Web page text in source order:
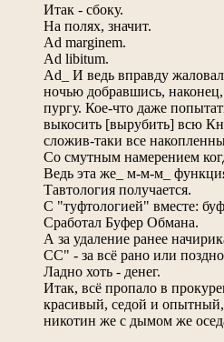
Итак - сбоку.
На полях, значит.
Ad marginem.
Ad libitum.
Ad_ И ведь вправду
ночью добравшись,
пургу. Кое-что даже
выкосить [вырубить] всю
сложив-таки все
Со смутным намерением
Ведь эта же_ м-м-м_
Тавтология получается.
С "туфтологией" вместе:
Сработал Буфер Обмана.
А за удаление ранее
СС" - за всё рано или
Ладно хоть - денег.
Итак, всё пропало в
красивый, седой и
никотин же с дымом же